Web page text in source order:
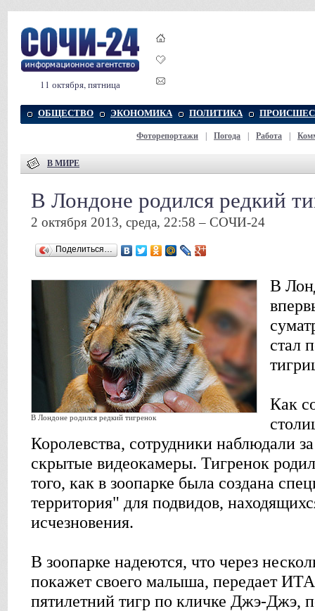
11 октября, пятница
ОБЩЕСТВО ЭКОНОМИКА ПОЛИТИКА
Фоторепортажи Погода Работа
В МИРЕ
В Лондоне родился редкий
2 октября 2013, среда, 22:58 – СОЧИ-24
Поделиться…
В Лондоне родился редкий тигренок
В
стал
Как
Королевства, сотрудники наблюдали
скрытые видеокамеры. Тигренок
того, как в зоопарке была создана
территория" для подвидов,
исчезновения.
В зоопарке надеются, что через
покажет своего малыша, передает
пятилетний тигр по кличке Джэ-Джэ,